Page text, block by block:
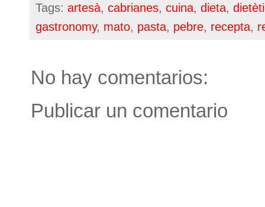
Tags: artesà, cabrianes, cuina, dieta,
gastronomy, mato, pasta, pebre, recepta,
No hay comentarios:
Publicar un comentario